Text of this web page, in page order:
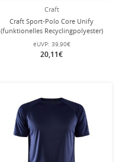
Craft
Craft Sport-Polo Core Unify
(funktionelles Recyclingpolyester)
dunkelgrau Damen
eUVP: 39,90€
20,11€